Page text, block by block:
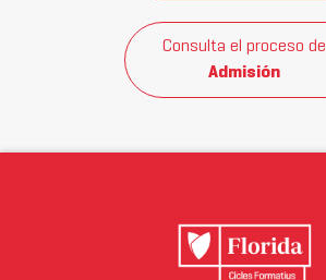
Consulta el proceso de
Admisión